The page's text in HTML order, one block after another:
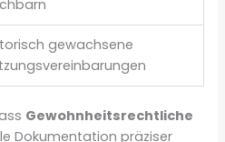
gewachsene
Gewohnheitsrechtliche
Dokumentation präziser